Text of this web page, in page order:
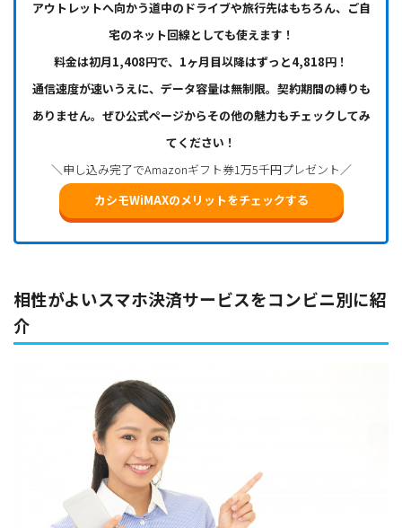
アウトレットへ向かう道中のドライブや旅行先はもちろん、ご自
宅のネット回線としても使えます！
料金は初月1,408円で、1ヶ月目以降はずっと4,818円！
通信速度が速いうえに、データ容量は無制限。契約期間の縛りも
ありません。ぜひ公式ページからその他の魅力もチェックしてみ
てください！
＼申し込み完了でAmazonギフト券1万5千円プレゼント／
カシモWiMAXのメリットをチェックする
相性がよいスマホ決済サービスをコンビニ別に紹
介